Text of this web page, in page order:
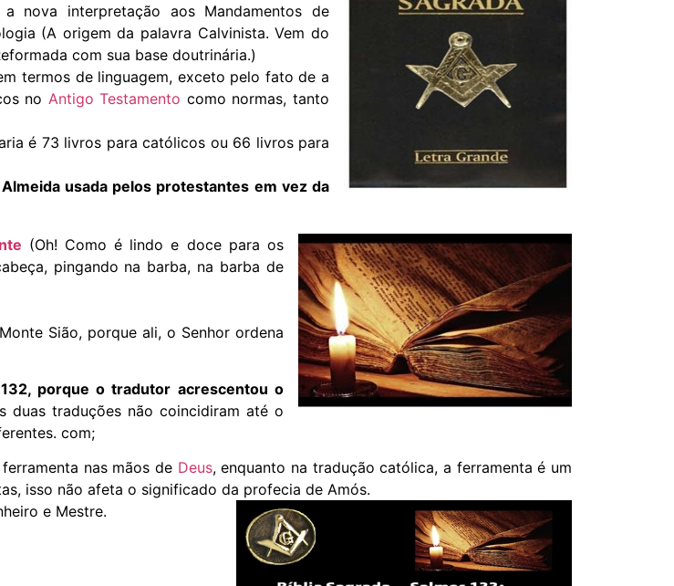
nova interpretação aos Mandamentos de
(A origem da palavra Calvinista. Vem do
com sua base doutrinária.)
termos de linguagem, exceto pelo fato de a
no Antigo Testamento como normas, tanto
é 73 livros para católicos ou 66 livros para
usada pelos protestantes em vez da
(Oh! Como é lindo e doce para os
pingando na barba, na barba de
Sião, porque ali, o Senhor ordena
porque o tradutor acrescentou o
duas traduções não coincidiram até o
com;
nas mãos de Deus, enquanto na tradução católica, a ferramenta é um
isso não afeta o significado da profecia de Amós.
e Mestre.